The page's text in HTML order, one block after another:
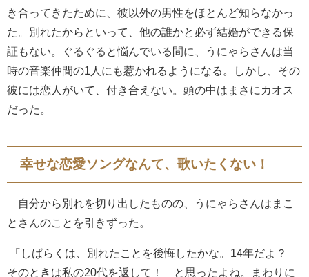
き合ってきたために、彼以外の男性をほとんど知らなかっ
た。別れたからといって、他の誰かと必ず結婚ができる保
証もない。ぐるぐると悩んでいる間に、うにゃらさんは当
時の音楽仲間の1人にも惹かれるようになる。しかし、その
彼には恋人がいて、付き合えない。頭の中はまさにカオス
だった。
幸せな恋愛ソングなんて、歌いたくない！
自分から別れを切り出したものの、うにゃらさんはまこ
とさんのことを引きずった。
「しばらくは、別れたことを後悔したかな。14年だよ？
そのときは私の20代を返して！ と思ったよね。まわりに